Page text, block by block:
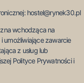
hostel@rynek30.pl
wchodząca na
umożliwiające zawarcie
z usług lub
Polityce Prywatności i